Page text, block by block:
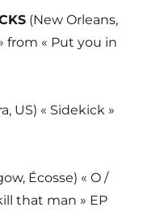
(New Orleans,
from « Put you in
US) « Sidekick »
Écosse) « O /
that man » EP